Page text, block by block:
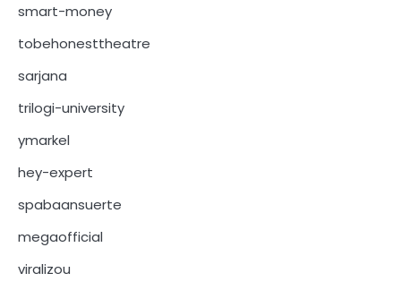
smart-money
tobehonesttheatre
sarjana
trilogi-university
ymarkel
hey-expert
spabaansuerte
megaofficial
viralizou